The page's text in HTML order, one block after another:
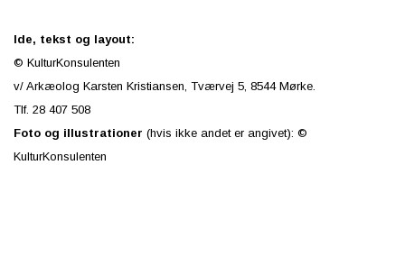
Ide, tekst og layout:
© KulturKonsulenten
v/ Arkæolog Karsten Kristiansen, Tværvej 5, 8544 Mørke.
Tlf. 28 407 508
Foto og illustrationer (hvis ikke andet er angivet): ©
KulturKonsulenten